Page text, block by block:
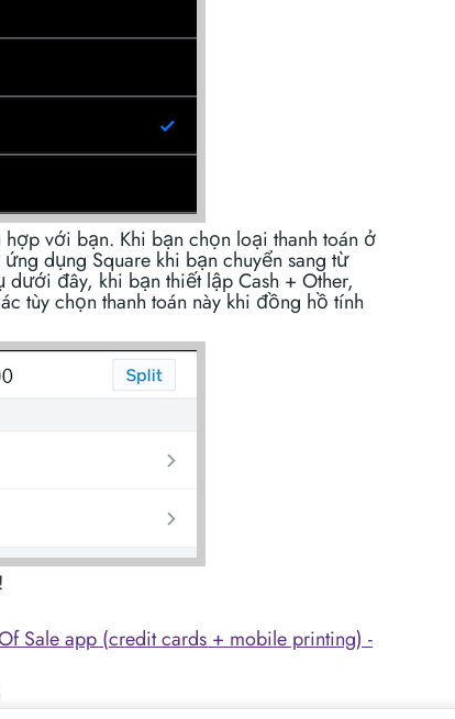
với bạn. Khi bạn chọn loại thanh toán ở
dụng Square khi bạn chuyển sang từ
đây, khi bạn thiết lập Cash + Other,
tùy chọn thanh toán này khi đồng hồ tính
Sale app (credit cards + mobile printing) -